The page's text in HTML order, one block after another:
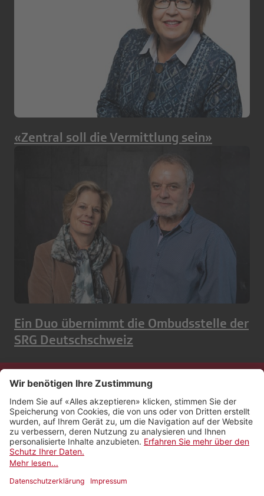
«Zentral soll die Vermittlung sein»
Ein Duo übernimmt die Ombudsstelle der
SRG Deutschschweiz
Kontakt
Impressum
Rechtliches
Netiquette